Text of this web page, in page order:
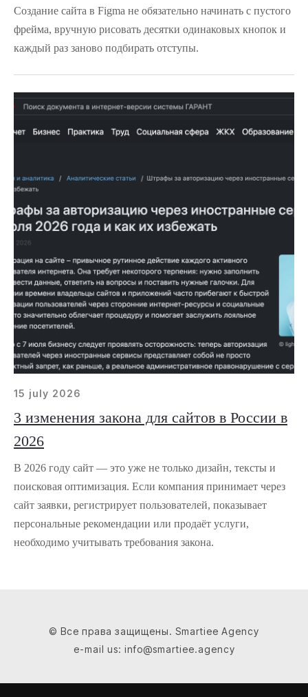
Создание сайта в Figma не обязательно начинать с пустого
фрейма, вручную рисовать десятки одинаковых кнопок и
каждый раз заново подбирать отступы.
15 july 2026
3 изменения закона для сайтов в России в
2026
В 2026 году сайт — это уже не только дизайн, тексты и
поисковая оптимизация. Если компания принимает через
сайт заявки, регистрирует пользователей, показывает
персональные рекомендации или продаёт услуги,
необходимо учитывать требования закона.
© Все права защищены. Smartiee Agency
e-mail us: info@smartiee.agency